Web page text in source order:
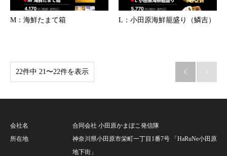
M：海鮮たまて箱 L：小田原海鮮籠盛り（鱗吉）
22件中 21〜22件を表示  
会社名
合同会社 小田原かまぼこ発信隊
所在地
神奈川県小田原市栄町一丁目1番7号 「HaRuNe小田原
地下街」